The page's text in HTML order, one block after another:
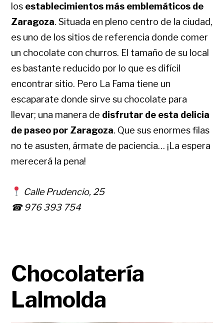
los establecimientos más emblemáticos de
Zaragoza. Situada en pleno centro de la ciudad,
es uno de los sitios de referencia donde comer
un chocolate con churros. El tamaño de su local
es bastante reducido por lo que es difícil
encontrar sitio. Pero La Fama tiene un
escaparate donde sirve su chocolate para
llevar; una manera de disfrutar de esta delicia
de paseo por Zaragoza. Que sus enormes filas
no te asusten, ármate de paciencia… ¡La espera
merecerá la pena!
Calle Prudencio, 25
☎ 976 393 754
Chocolatería
Lalmolda